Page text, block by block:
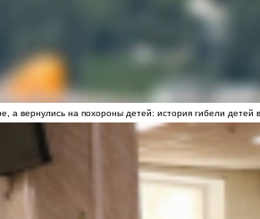
а вернулись на похороны детей: история гибели детей